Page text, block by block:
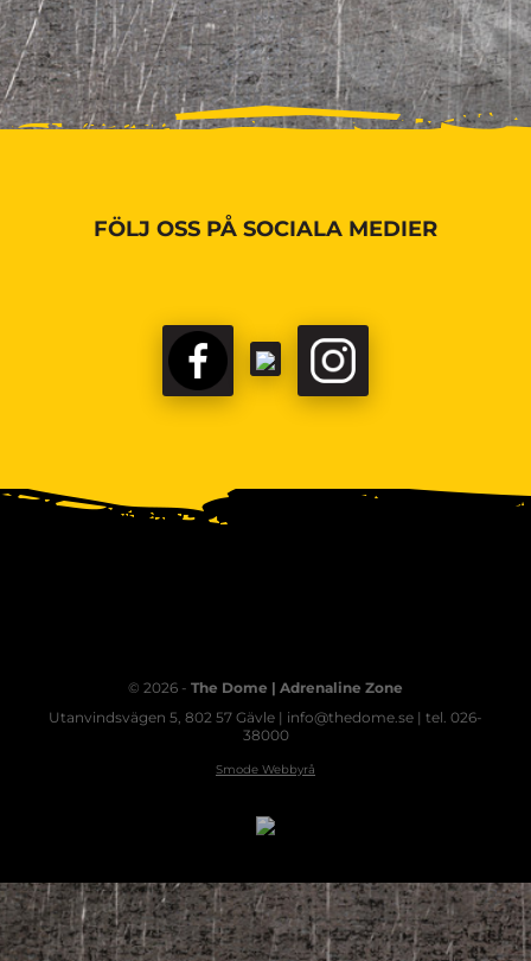
FÖLJ OSS PÅ SOCIALA MEDIER
© 2026 - The Dome | Adrenaline Zone
Utanvindsvägen 5, 802 57 Gävle | info@thedome.se | tel. 026-
38000
Smode Webbyrå